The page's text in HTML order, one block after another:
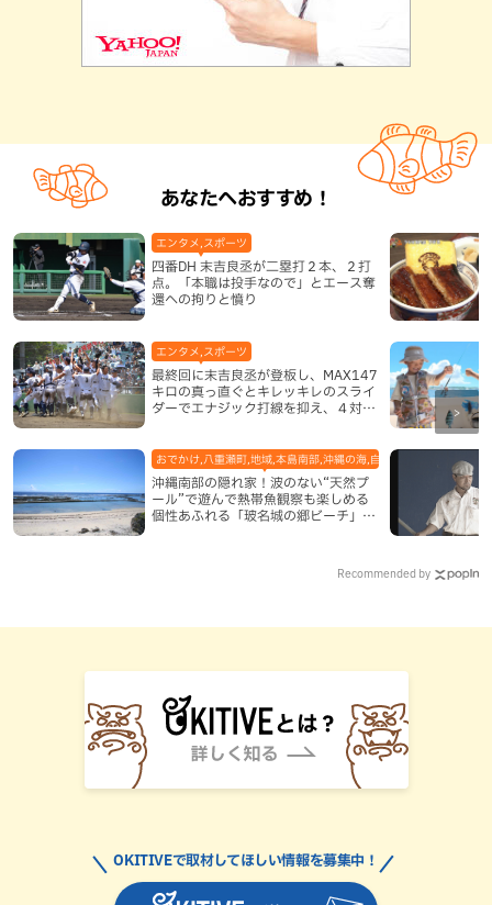
あなたへおすすめ！
四番DH 末吉良丞が二塁打２本、２打
点。「本職は投手なので」とエース奪
還への拘りと憤り
エンタメ,スポーツ
最終回に末吉良丞が登板し、MAX147
キロの真っ直ぐとキレッキレのスライ
ダーでエナジック打線を抑え、４対３
エンタメ,スポーツ
沖縄南部の隠れ家！波のない“天然プ
ール”で遊んで熱帯魚観察も楽しめる
個性あふれる「玻名城の郷ビーチ」
おでかけ,八重瀬町,地域,本島南部,沖縄の海,自然
Recommended by
OKITIVEで取材してほしい情報を募集中！